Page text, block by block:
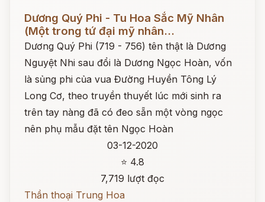
Dương Quý Phi - Tu Hoa Sắc Mỹ Nhân
(Một trong tứ đại mỹ nhân...
Dương Quý Phi (719 - 756) tên thật là Dương
Nguyệt Nhi sau đổi là Dương Ngọc Hoàn, vốn
là sủng phi của vua Đường Huyền Tông Lý
Long Cơ, theo truyền thuyết lúc mới sinh ra
trên tay nàng đã có đeo sẵn một vòng ngọc
nên phụ mẫu đặt tên Ngọc Hoàn
03-12-2020
⭐ 4.8
7,719 lượt đọc
Thần thoại Trung Hoa